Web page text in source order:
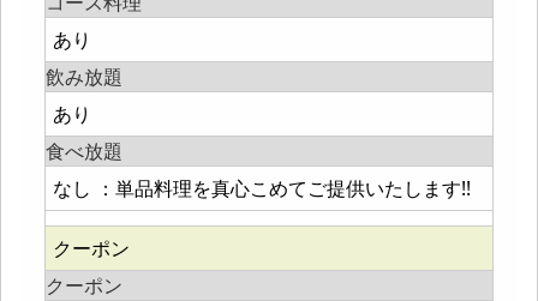
あり
飲み放題
あり
食べ放題
なし ：単品料理を真心こめてご提供いたします!!
クーポン
クーポン